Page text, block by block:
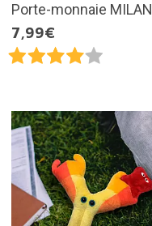
Porte-monnaie MILAN
7,99€